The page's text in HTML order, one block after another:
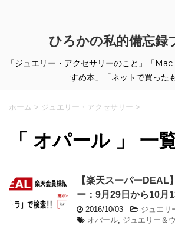
ひろかの私的備忘録
「ジュエリー・アクセサリーのこと」「
すめ本」「ネットで買った
ホーム > ジュエリー・アクセサリー >
「 オパール 」 一
【楽天スーパーDEAL
ー：9月29日から10月
2016/10/03 -ジュエリ
オパール ジュエリー＆